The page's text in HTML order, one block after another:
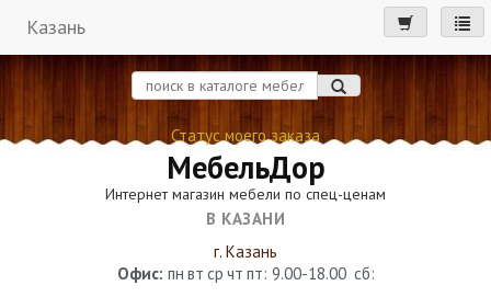
Казань
Статус моего заказа
МебельДор
Интернет магазин мебели по спец-ценам
В КАЗАНИ
г. Казань
Офис: пн вт ср чт пт: 9.00-18.00 сб: